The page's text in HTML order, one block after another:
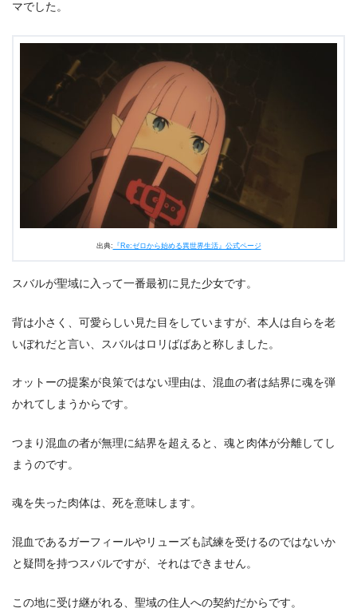
マでした。
出典: 『Re:ゼロから始める異世界生活』公式ページ
スバルが聖域に入って一番最初に見た少女です。
背は小さく、可愛らしい見た目をしていますが、本人は自らを老
いぼれだと言い、スバルはロリばばあと称しました。
オットーの提案が良策ではない理由は、混血の者は結界に魂を弾
かれてしまうからです。
つまり混血の者が無理に結界を超えると、魂と肉体が分離してし
まうのです。
魂を失った肉体は、死を意味します。
混血であるガーフィールやリューズも試練を受けるのではないか
と疑問を持つスバルですが、それはできません。
この地に受け継がれる、聖域の住人への契約だからです。